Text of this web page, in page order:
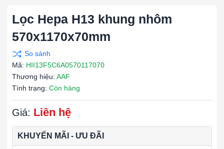
Lọc Hepa H13 khung nhôm
570x1170x70mm
Mã: HII13F5C6A0570117070
Thương hiệu: AAF
Tình trạng: Còn hàng
Giá: Liên hệ
KHUYẾN MÃI - ƯU ĐÃI